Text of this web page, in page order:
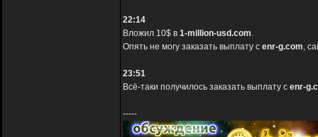
22:14
Вложил 10$ в 1-million-usd.com.
Опять не могу заказать выплату с enr-g.com,
23:51
Всё-таки получилось заказать выплату с enr-
-----